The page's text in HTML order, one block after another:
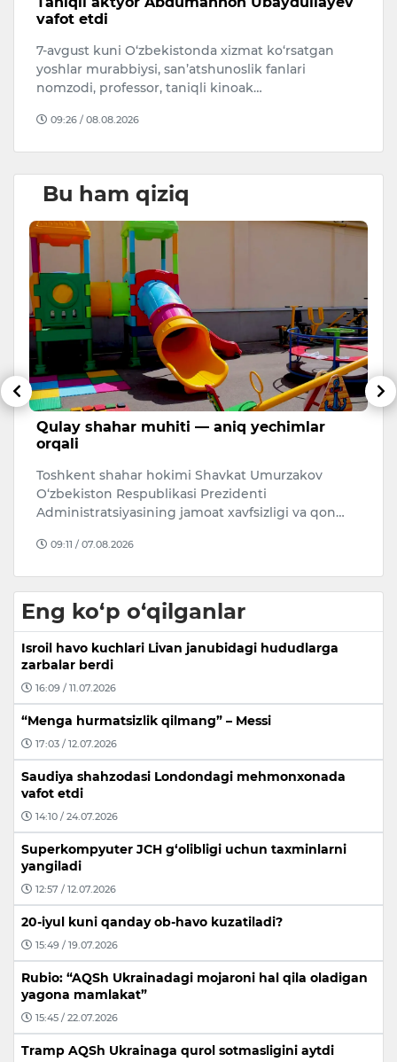
vafot etdi
7-avgust kuni O‘zbekistonda xizmat ko‘rsatgan
yoshlar murabbiysi, san’atshunoslik fanlari
nomzodi, professor, taniqli kinoak…
09:26 / 08.08.2026
Bu ham qiziq
Qulay shahar muhiti — aniq yechimlar
orqali
Toshkent shahar hokimi Shavkat Umurzakov
O‘zbekiston Respublikasi Prezidenti
Administratsiyasining jamoat xavfsizligi va qon…
09:11 / 07.08.2026
Eng ko‘p o‘qilganlar
Isroil havo kuchlari Livan janubidagi hududlarga
zarbalar berdi
16:09 / 11.07.2026
“Menga hurmatsizlik qilmang” – Messi
17:03 / 12.07.2026
Saudiya shahzodasi Londondagi mehmonxonada
vafot etdi
14:10 / 24.07.2026
Superkompyuter JCH g‘olibligi uchun taxminlarni
yangiladi
12:57 / 12.07.2026
20-iyul kuni qanday ob-havo kuzatiladi?
15:49 / 19.07.2026
Rubio: “AQSh Ukrainadagi mojaroni hal qila oladigan
yagona mamlakat”
15:45 / 22.07.2026
Tramp AQSh Ukrainaga qurol sotmasligini aytdi